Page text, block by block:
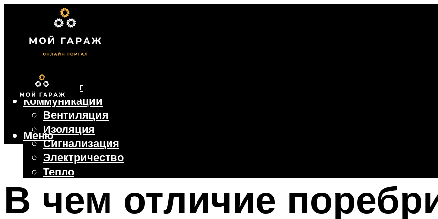
Фундамент
Коммуникации
Вентиляция
Изоляция
Сигнализация
Электричество
Тепло
Крыша
Ворота
Меню
В чем отличие